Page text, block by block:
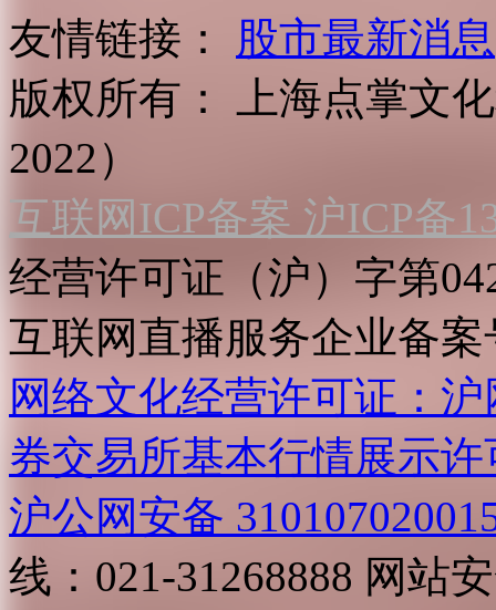
友情链接：
股市最新消息
版权所有：
上海点掌文
2022）
互联网ICP备案 沪ICP备
经营许可证（沪）字第
互联网直播服务企业备案
网络文化经营许可证：
券交易所基本行情展示许
沪公网安备
线：021-31268888 网站